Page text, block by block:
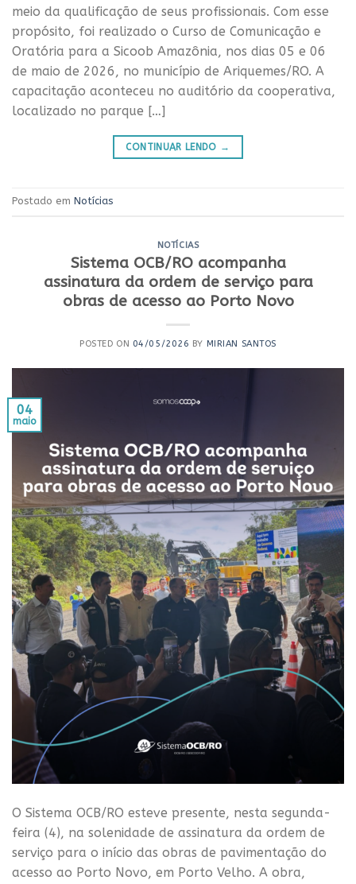
meio da qualificação de seus profissionais. Com esse
propósito, foi realizado o Curso de Comunicação e
Oratória para a Sicoob Amazônia, nos dias 05 e 06
de maio de 2026, no município de Ariquemes/RO. A
capacitação aconteceu no auditório da cooperativa,
localizado no parque […]
CONTINUAR LENDO →
Postado em Notícias
NOTÍCIAS
Sistema OCB/RO acompanha
assinatura da ordem de serviço para
obras de acesso ao Porto Novo
POSTED ON 04/05/2026 BY MIRIAN SANTOS
04
maio
O Sistema OCB/RO esteve presente, nesta segunda-
feira (4), na solenidade de assinatura da ordem de
serviço para o início das obras de pavimentação do
acesso ao Porto Novo, em Porto Velho. A obra,